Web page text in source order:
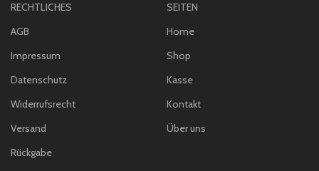
RECHTLICHES
AGB
Impressum
Datenschutz
Widerrufsrecht
Versand
Rückgabe
SEITEN
Home
Shop
Kasse
Kontakt
Über uns